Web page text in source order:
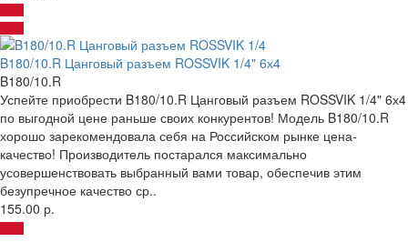
B180/10.R Цанговый разъем ROSSVIK 1/4" 6х4
B180/10.R
Успейте приобрести B180/10.R Цанговый разъем ROSSVIK 1/4" 6х4
по выгодной цене раньше своих конкурентов! Модель B180/10.R
хорошо зарекомендовала себя на Российском рынке цена-
качество! Производитель постарался максимально
усовершенствовать выбранный вами товар, обеспечив этим
безупречное качество ср..
155.00 р.